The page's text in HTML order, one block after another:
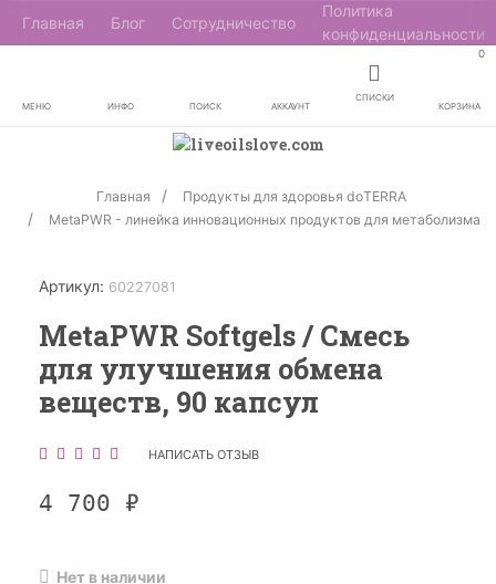
Главная Блог Сотрудничество
Политика
конфиденциальности
МЕНЮ ИНФО ПОИСК АККАУНТ
СПИСКИ
0
КОРЗИНА
Главная
Продукты для здоровья doTERRA
MetaPWR - линейка инновационных продуктов для метаболизма
Артикул: 60227081
MetaPWR Softgels / Смесь
для улучшения обмена
веществ, 90 капсул
НАПИСАТЬ ОТЗЫВ
4 700 ₽
Нет в наличии